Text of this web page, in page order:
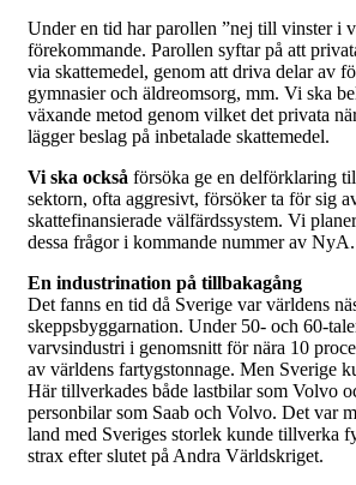
Under en tid har parollen ”nej till vinster i
förekommande. Parollen syftar på att
via skattemedel, genom att driva delar av
gymnasier och äldreomsorg, mm. Vi ska
växande metod genom vilket det privata
lägger beslag på inbetalade skattemedel.
Vi ska också försöka ge en delförklaring
sektorn, ofta aggresivt, försöker ta för sig
skattefinansierade välfärdssystem. Vi
dessa frågor i kommande nummer av NyA.
En industrination på tillbakagång
Det fanns en tid då Sverige var världens
skeppsbyggarnation. Under 50- och 60-
varvsindustri i genomsnitt för nära 10
av världens fartygstonnage. Men Sverige
Här tillverkades både lastbilar som Volvo
personbilar som Saab och Volvo. Det var
land med Sveriges storlek kunde tillverka
strax efter slutet på Andra Världskriget.